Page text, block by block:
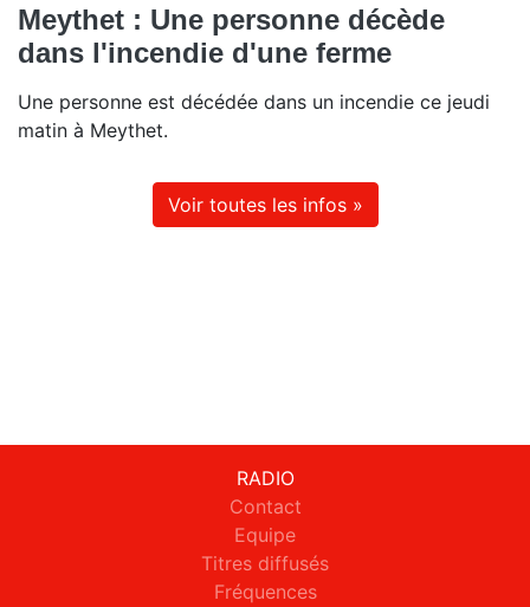
Meythet : Une personne décède
dans l'incendie d'une ferme
Une personne est décédée dans un incendie ce jeudi
matin à Meythet.
Voir toutes les infos »
RADIO
Contact
Equipe
Titres diffusés
Fréquences